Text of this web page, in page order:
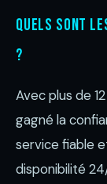
Quels sont
?
Avec plus de
gagné la
service fiable
disponibilité